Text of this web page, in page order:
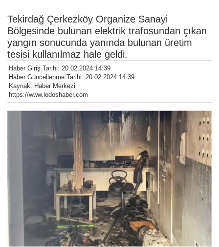
Tekirdağ Çerkezköy Organize Sanayi
Bölgesinde bulunan elektrik trafosundan çıkan
yangın sonucunda yanında bulunan üretim
tesisi kullanılmaz hale geldi.
Haber Giriş Tarihi: 20.02.2024 14:39
Haber Güncellenme Tarihi: 20.02.2024 14:39
Kaynak: Haber Merkezi
https://www.lodoshaber.com